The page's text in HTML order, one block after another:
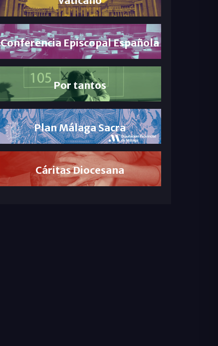
Conferencia Episcopal Española
Por tantos
Plan Málaga Sacra
Cáritas Diocesana